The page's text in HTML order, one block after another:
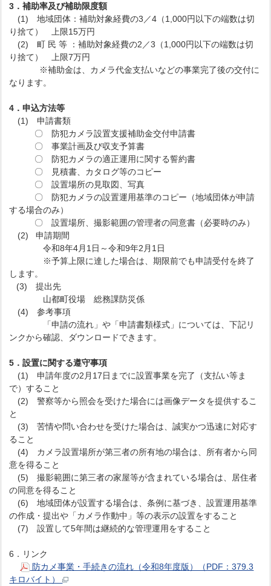
3．補助率及び補助限度額
(1) 地域団体：補助対象経費の3／4（1,000円以下の端数は切
り捨て） 上限15万円
(2) 町 民 等 ：補助対象経費の2／3（1,000円以下の端数は切
り捨て） 上限7万円
※補助金は、カメラ代金支払いなどの事業完了後の交付に
なります。
4．申込方法等
(1) 申請書類
〇 防犯カメラ設置支援補助金交付申請書
〇 事業計画及び収支予算書
〇 防犯カメラの適正運用に関する誓約書
〇 見積書、カタログ等のコピー
〇 設置場所の見取図、写真
〇 防犯カメラの設置運用基準のコピー（地域団体が申請
する場合のみ）
〇 設置場所、撮影範囲の管理者の同意書（必要時のみ）
(2) 申請期間
令和8年4月1日～令和9年2月1日
※予算上限に達した場合は、期限前でも申請受付を終了
します。
(3) 提出先
山都町役場 総務課防災係
(4) 参考事項
「申請の流れ」や「申請書類様式」については、下記リ
ンクから確認、ダウンロードできます。
5．設置に関する遵守事項
(1) 申請年度の2月17日までに設置事業を完了（支払い等ま
で）すること
(2) 警察等から照会を受けた場合には画像データを提供するこ
と
(3) 苦情や問い合わせを受けた場合は、誠実かつ迅速に対応す
ること
(4) カメラ設置場所が第三者の所有地の場合は、所有者から同
意を得ること
(5) 撮影範囲に第三者の家屋等が含まれている場合は、居住者
の同意を得ること
(6) 地域団体が設置する場合は、条例に基づき、設置運用基準
の作成・提出や「カメラ作動中」等の表示の設置をすること
(7) 設置して5年間は継続的な管理運用をすること
6．リンク
防カメ事業・手続きの流れ（令和8年度版）（PDF：379.3
キロバイト）